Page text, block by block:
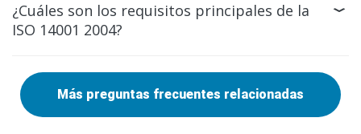
¿Cuáles son los requisitos principales de la
ISO 14001 2004?
Más preguntas frecuentes relacionadas